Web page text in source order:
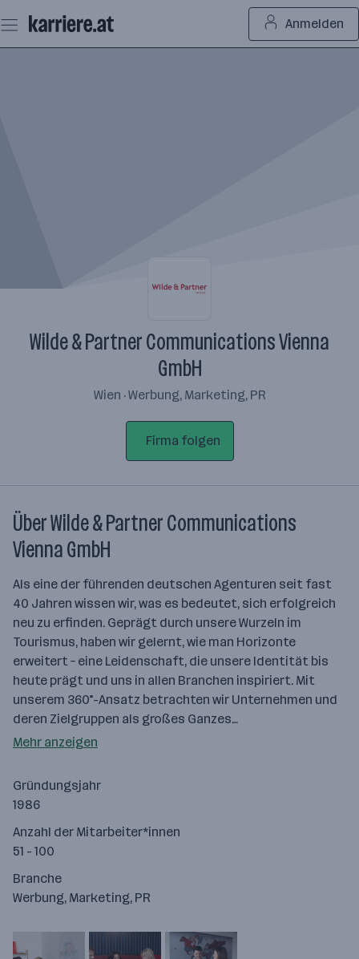
Seiteninhalt
springen
Anmelden
Wilde & Partner Communications Vienna
GmbH
Wien · Werbung, Marketing, PR
Firma folgen
Über Wilde & Partner Communications
Vienna GmbH
Als eine der führenden deutschen Agenturen seit fast
40 Jahren wissen wir, was es bedeutet, sich erfolgreich
neu zu erfinden. Geprägt durch unsere Wurzeln im
Tourismus, haben wir gelernt, wie man Horizonte
erweitert – eine Leidenschaft, die unsere Identität bis
heute prägt und uns in allen Branchen inspiriert. Mit
unserem 360°-Ansatz betrachten wir Unternehmen und
deren Zielgruppen als großes Ganzes…
Mehr anzeigen
Gründungsjahr
1986
Anzahl der Mitarbeiter*innen
51 - 100
Branche
Werbung, Marketing, PR